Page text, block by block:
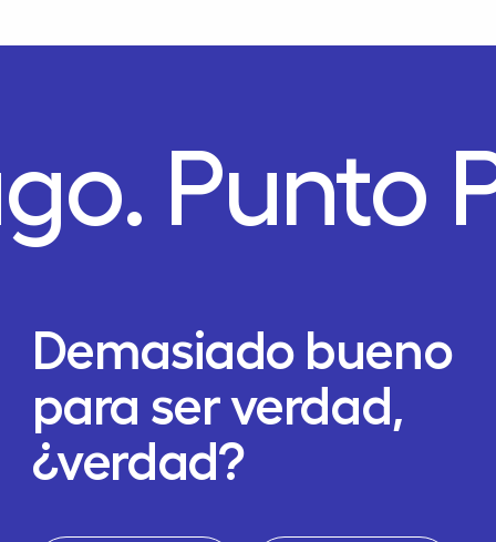
Punto
Demasiado bueno
para ser verdad,
¿verdad?